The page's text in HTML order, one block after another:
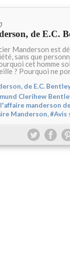
de E.C.
Manderson est
sans que
cet homme
? Pourquoi ne
de E.C.
Clerihew
manderson
Manderson,#Avis